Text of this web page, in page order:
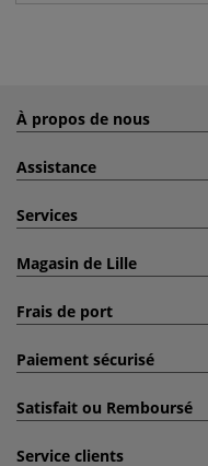
À propos de nous
Assistance
Services
Magasin de Lille
Frais de port
Paiement sécurisé
Satisfait ou Remboursé
Service clients